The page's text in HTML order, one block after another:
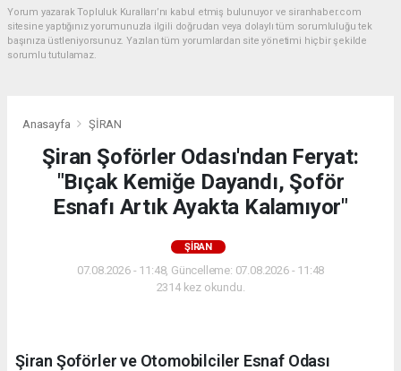
Yorum yazarak Topluluk Kuralları’nı kabul etmiş bulunuyor ve siranhaber.com
sitesine yaptığınız yorumunuzla ilgili doğrudan veya dolaylı tüm sorumluluğu tek
başınıza üstleniyorsunuz. Yazılan tüm yorumlardan site yönetimi hiçbir şekilde
sorumlu tutulamaz.
Anasayfa ŞİRAN
Şiran Şoförler Odası'ndan Feryat:
"Bıçak Kemiğe Dayandı, Şoför
Esnafı Artık Ayakta Kalamıyor"
ŞİRAN
07.08.2026 - 11:48, Güncelleme: 07.08.2026 - 11:48
2314 kez okundu.
Şiran Şoförler ve Otomobilciler Esnaf Odası